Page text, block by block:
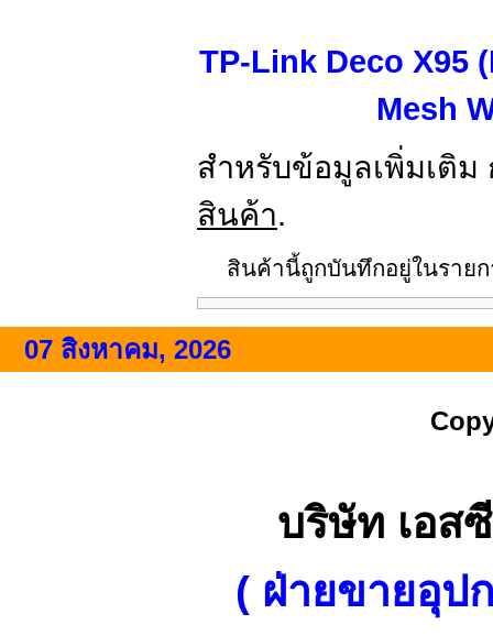
TP-Link Deco X95
Mesh
สำหรับข้อมูลเพิ่มเติ
สินค้า.
สินค้านี้ถูกบันทึกอยู่ในราย
07 สิงหาคม, 2026
บริษัท เอส
( ฝ่ายขายอุป